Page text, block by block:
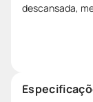
descansada,